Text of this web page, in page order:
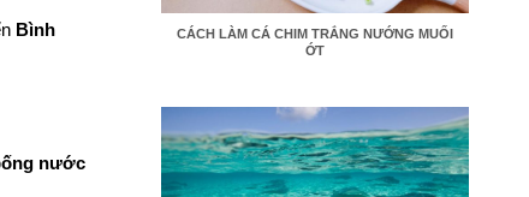
Bình
nước
CÁCH LÀM CÁ CHIM TRẮNG NƯỚNG MUỐI
ỚT